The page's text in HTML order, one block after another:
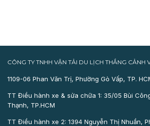
CÔNG TY TNHH VẬN TẢI DU LỊCH THẮNG CẢNH
1109-06 Phan Văn Trị, Phường Gò Vấp, TP.
TT Điều hành xe & sửa chữa 1: 35/05 Bùi
Thạnh, TP.HCM
TT Điều hành xe 2: 1394 Nguyễn Thị Nhuần,